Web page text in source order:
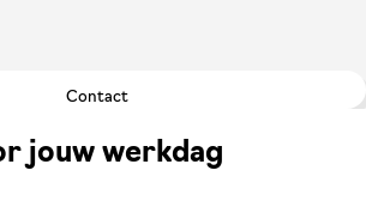
Contact
jouw werkdag